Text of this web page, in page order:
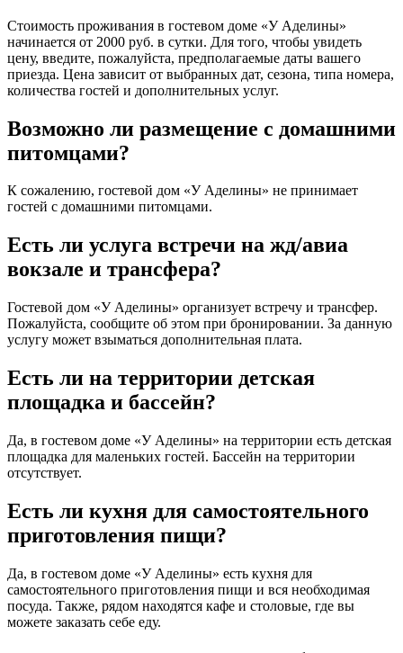
Стоимость проживания в гостевом доме «У Аделины»
начинается от 2000 руб. в сутки. Для того, чтобы увидеть
цену, введите, пожалуйста, предполагаемые даты вашего
приезда. Цена зависит от выбранных дат, сезона, типа номера,
количества гостей и дополнительных услуг.
Возможно ли размещение с домашними
питомцами?
К сожалению, гостевой дом «У Аделины» не принимает
гостей с домашними питомцами.
Есть ли услуга встречи на жд/авиа
вокзале и трансфера?
Гостевой дом «У Аделины» организует встречу и трансфер.
Пожалуйста, сообщите об этом при бронировании. За данную
услугу может взыматься дополнительная плата.
Есть ли на территории детская
площадка и бассейн?
Да, в гостевом доме «У Аделины» на территории есть детская
площадка для маленьких гостей. Бассейн на территории
отсутствует.
Есть ли кухня для самостоятельного
приготовления пищи?
Да, в гостевом доме «У Аделины» есть кухня для
самостоятельного приготовления пищи и вся необходимая
посуда. Также, рядом находятся кафе и столовые, где вы
можете заказать себе еду.